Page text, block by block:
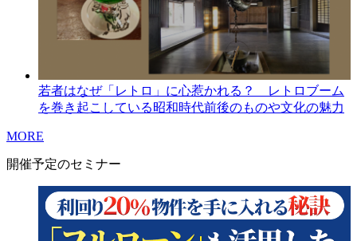
若者はなぜ「レトロ」に心惹かれる？ レトロブーム
を巻き起こしている昭和時代前後のものや文化の魅力
MORE
開催予定のセミナー